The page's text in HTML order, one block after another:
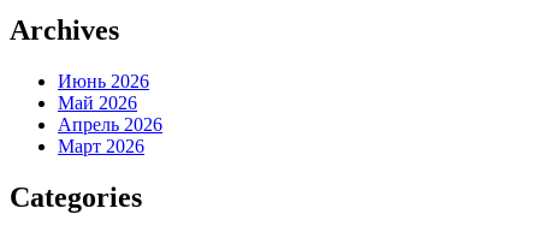
Archives
Июнь 2026
Май 2026
Апрель 2026
Март 2026
Categories